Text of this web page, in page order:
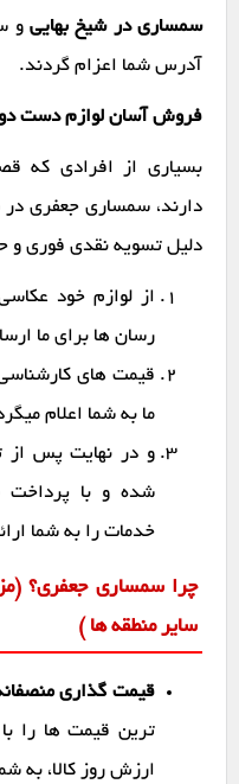
سمساری در شیخ بهایی و
آدرس شما اعزام گردند.
فروش آسان لوازم دست دوم در ۳
بسیاری از افرادی که
دارند، سمساری جعفری در
دلیل تسویه نقدی فوری و
از لوازم خود
رسان ها برای ما
قیمت های
ما به شما اعلام
و در نهایت پس از
شده و با پرداخت
خدمات را به شما
چرا سمساری جعفری؟
سایر منطقه ها )
قیمت گذاری
ترین قیمت ها را
ارزش روز کالا، به